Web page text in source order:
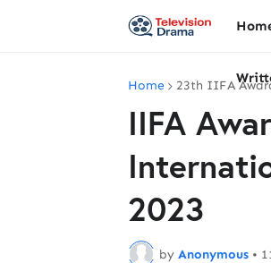
Home 23th IIFA
IIFA
2023
by Anonymous •